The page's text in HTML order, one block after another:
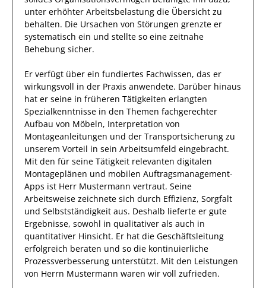
unter erhöhter Arbeitsbelastung die Übersicht zu
behalten. Die Ursachen von Störungen grenzte er
systematisch ein und stellte so eine zeitnahe
Behebung sicher.
Er verfügt über ein fundiertes Fachwissen, das er
wirkungsvoll in der Praxis anwendete. Darüber hinaus
hat er seine in früheren Tätigkeiten erlangten
Spezialkenntnisse in den Themen fachgerechter
Aufbau von Möbeln, Interpretation von
Montageanleitungen und der Transportsicherung zu
unserem Vorteil in sein Arbeitsumfeld eingebracht.
Mit den für seine Tätigkeit relevanten digitalen
Montageplänen und mobilen Auftragsmanagement-
Apps ist Herr Mustermann vertraut. Seine
Arbeitsweise zeichnete sich durch Effizienz, Sorgfalt
und Selbstständigkeit aus. Deshalb lieferte er gute
Ergebnisse, sowohl in qualitativer als auch in
quantitativer Hinsicht. Er hat die Geschäftsleitung
erfolgreich beraten und so die kontinuierliche
Prozessverbesserung unterstützt. Mit den Leistungen
von Herrn Mustermann waren wir voll zufrieden.